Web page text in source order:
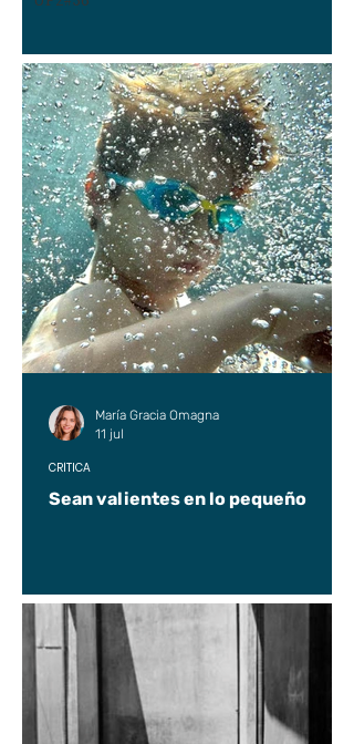
Sean valientes en lo pequeño
CRÍTICA
María Gracia Omagna
11 jul